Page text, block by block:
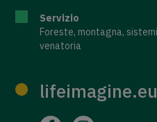
Servizio
Foreste, montagna,
venatoria
lifeimagine.eu